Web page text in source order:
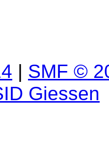
| SMF ©
Giessen